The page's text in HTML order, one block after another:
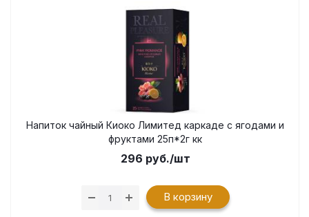
Напиток чайный Киоко Лимитед каркаде с ягодами и
фруктами 25п*2г кк
296 руб./шт
В корзину